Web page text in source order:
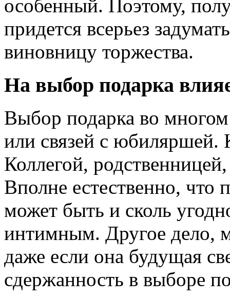
особенный. Поэтому,
придется всерьез
виновницу торжества.
На выбор подарка
Выбор подарка во
или связей с юбиляршей.
Коллегой,
Вполне естественно, что
может быть и сколь
интимным. Другое дело,
даже если она будущая
сдержанность в выборе